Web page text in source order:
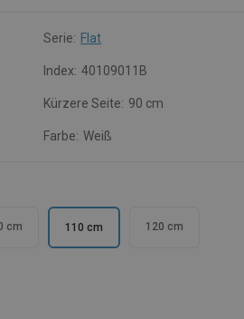
Serie: Flat
Index: 40109011B
Kürzere Seite: 90 cm
Farbe: Weiß
cm 110 cm 120 cm